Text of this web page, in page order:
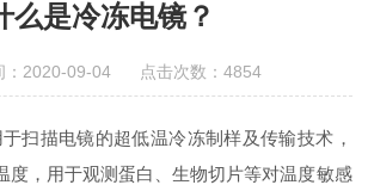
么是冷冻电镜？
：2020-09-04 点击次数：4854
扫描电镜的超低温冷冻制样及传输技术，
度，用于观测蛋白、生物切片等对温度敏感